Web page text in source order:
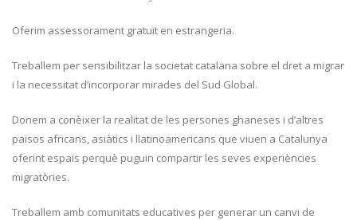
Oferim assessorament gratuït en estrangeria.
Treballem per sensibilitzar la societat catalana sobre el dret a migrar
i la necessitat d’incorporar mirades del Sud Global.
Donem a conèixer la realitat de les persones ghaneses i d’altres
països africans, asiàtics i llatinoamericans que viuen a Catalunya
oferint espais perquè puguin compartir les seves experiències
migratòries.
Treballem amb comunitats educatives per generar un canvi de